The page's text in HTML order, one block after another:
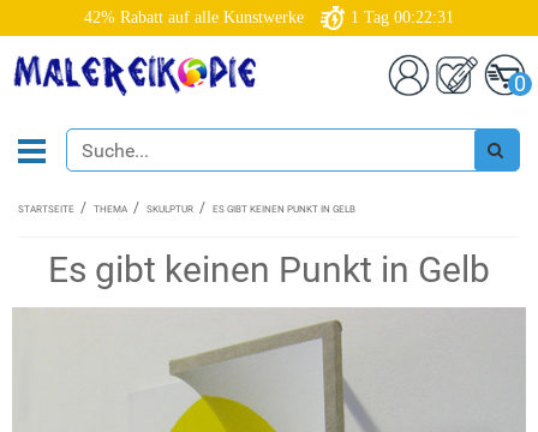
42% Rabatt auf alle Kunstwerke 1 Tag 00:22:30
0
STARTSEITE THEMA SKULPTUR ES GIBT KEINEN PUNKT IN GELB
Es gibt keinen Punkt in Gelb